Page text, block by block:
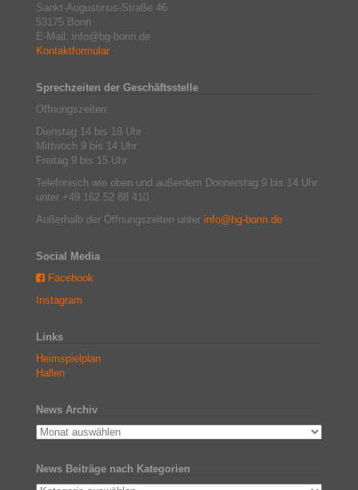
Sankt-Augustinus-Straße 46
53175 Bonn
E-Mail: info@bg-bonn.de
Kontaktformular
Sprechzeiten der Geschäftsstelle
Öffnungszeiten:
Dienstag 14 bis 18 Uhr
Mittwoch 9 bis 14 Uhr
Freitag 9 bis 15 Uhr
Telefonisch wie oben und außerdem Donnerstag 9 bis 14 Uhr
unter +49 162 52 88 410
Außerhalb der Öffnungszeiten unter info@bg-bonn.de
Social Media
Facebook
Instagram
Links
Heimspielplan
Hallen
News Archiv
News Beiträge nach Kategorien